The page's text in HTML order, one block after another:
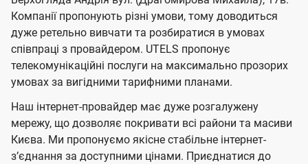
і
ї
U
t
e
l
s
б
а
ч
е
н
н
я
б
а
ч
е
н
н
я
Компанії пропонують різні умови, тому доводиться
дуже ретельно вивчати та розбиратися в умовах
співпраці з провайдером. UTELS пропонує
телекомунікаційні послуги на максимально прозорих
умовах за вигідними тарифними планами.
Наш інтернет-провайдер має дуже розгалужену
мережу, що дозволяє покривати всі райони та масиви
Києва. Ми пропонуємо якісне стабільне інтернет-
зʼєднання за доступними цінами. Приєднатися до